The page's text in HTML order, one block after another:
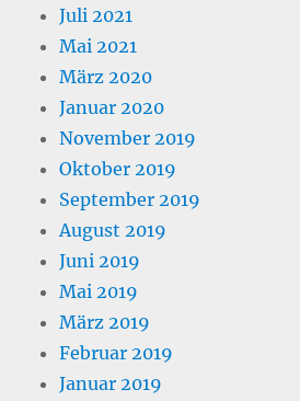
Juli 2021
Mai 2021
März 2020
Januar 2020
November 2019
Oktober 2019
September 2019
August 2019
Juni 2019
Mai 2019
März 2019
Februar 2019
Januar 2019